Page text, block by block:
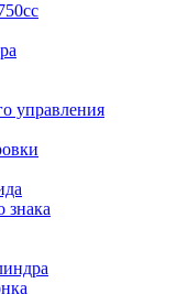
управления
знака